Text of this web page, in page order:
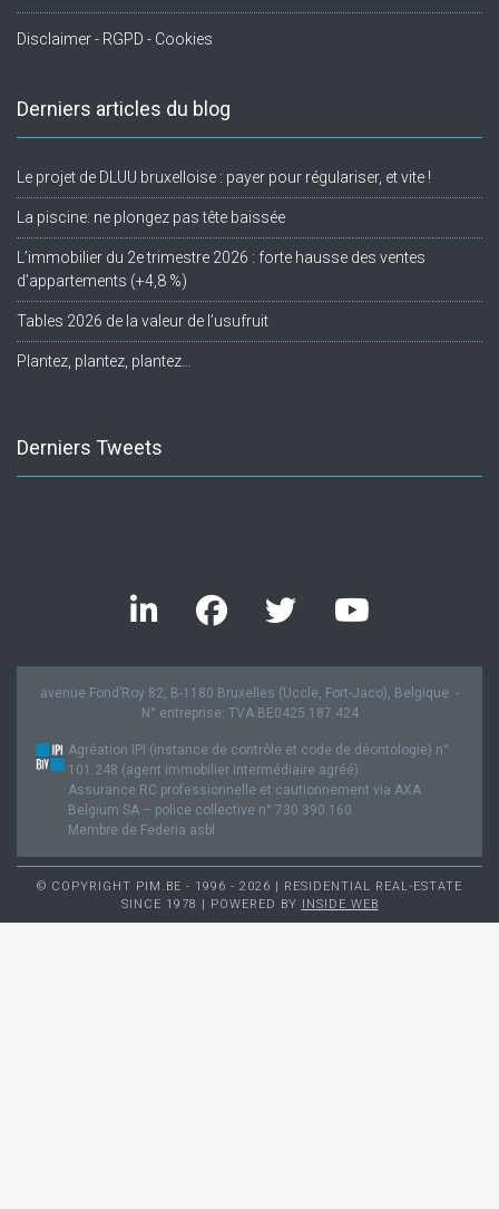
Disclaimer - RGPD - Cookies
Derniers articles du blog
Le projet de DLUU bruxelloise : payer pour régulariser, et vite !
La piscine: ne plongez pas tête baissée
L’immobilier du 2e trimestre 2026 : forte hausse des ventes
d’appartements (+4,8 %)
Tables 2026 de la valeur de l’usufruit
Plantez, plantez, plantez…
Derniers Tweets
avenue Fond’Roy 82, B-1180 Bruxelles (Uccle, Fort-Jaco), Belgique. -
N° entreprise: TVA BE0425.187.424
Agréation IPI (instance de contrôle et code de déontologie) n°
101.248 (agent immobilier intermédiaire agréé).
Assurance RC professionnelle et cautionnement via AXA
Belgium SA – police collective n° 730.390.160
Membre de Federia asbl
© COPYRIGHT PIM.BE - 1996 - 2026 | RESIDENTIAL REAL-ESTATE
SINCE 1978 | POWERED BY INSIDE WEB